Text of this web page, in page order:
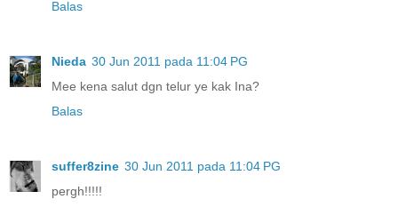
Balas
Nieda 30 Jun 2011 pada 11:04 PG
Mee kena salut dgn telur ye kak Ina?
Balas
suffer8zine 30 Jun 2011 pada 11:04 PG
pergh!!!!!